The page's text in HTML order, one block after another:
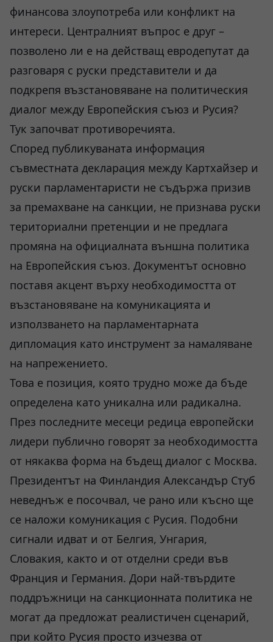
финансова злоупотреба или конфликт на
интереси. Централният въпрос е друг –
позволено ли е на действащ евродепутат да
разговаря с руски представители и да
подкрепя възстановяване на политическия
диалог между Европейския съюз и Русия?
Тук започват противоречията.
Според публикуваната информация
съвместната декларация между Картхайзер и
руски парламентаристи не съдържа призив
за премахване на санкции, не признава руски
териториални претенции и не предлага
промяна на официалната външна политика
на Европейския съюз. Документът основно
поставя акцент върху необходимостта от
възстановяване на комуникацията и
използването на парламентарната
дипломация като инструмент за намаляване
на напрежението.
Това е позиция, която трудно може да бъде
определена като уникална или радикална.
През последните месеци редица европейски
лидери публично говорят за необходимостта
от някаква форма на бъдещ диалог с Москва.
Президентът на Финландия Александър Стуб
неведнъж е посочвал, че рано или късно ще
се наложи комуникация с Русия. Подобни
сигнали идват и от Белгия, Унгария,
Словакия, както и от отделни среди във
Франция и Германия. Дори най-твърдите
поддръжници на санкционната политика не
могат да предложат реалистичен сценарий,
при който Русия просто изчезва от